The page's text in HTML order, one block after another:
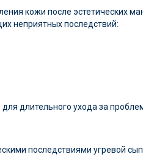
кожи после эстетических
неприятных последствий:
длительного ухода за
последствиями угревой